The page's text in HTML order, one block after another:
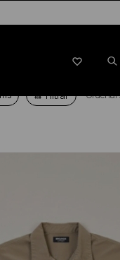
